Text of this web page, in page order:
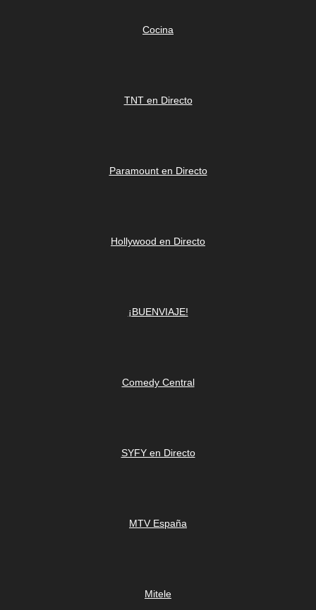
Cocina
TNT en Directo
Paramount en Directo
Hollywood en Directo
¡BUENVIAJE!
Comedy Central
SYFY en Directo
MTV España
Mitele